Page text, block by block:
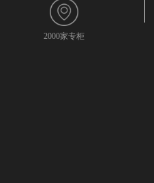
2000家专柜